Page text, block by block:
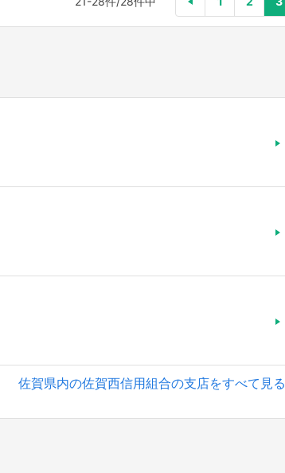
佐賀県内の佐賀西信用組合の支店をすべて見る